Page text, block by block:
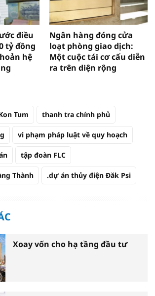
điều
tỷ đồng
hệ
Ngân hàng đóng cửa
loạt phòng giao dịch:
Một cuộc tái cơ cấu diễn
ra trên diện rộng
Tum thanh tra chính phủ
vi phạm pháp luật về quy hoạch
tập đoàn FLC
Thành .dự án thủy điện Đăk Psi
Xoay vốn cho hạ tầng đầu tư